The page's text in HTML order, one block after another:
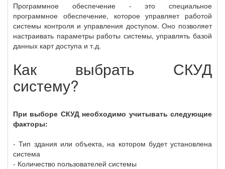
Программное обеспечение - это специальное
программное обеспечение, которое управляет работой
системы контроля и управления доступом. Оно позволяет
настраивать параметры работы системы, управлять базой
данных карт доступа и т.д.
Как выбрать СКУД
систему?
При выборе СКУД необходимо учитывать следующие
факторы:
- Тип здания или объекта, на котором будет установлена
система
- Количество пользователей системы